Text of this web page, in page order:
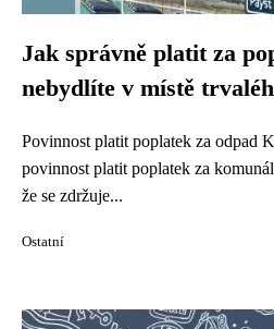
Jak správně platit za
nebydlíte v místě
Povinnost platit poplatek za odpad
povinnost platit poplatek za
že se zdržuje...
Ostatní